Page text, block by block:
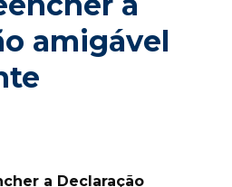
amigável
a Declaração